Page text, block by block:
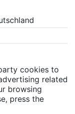
cookies to
related
browsing
press the